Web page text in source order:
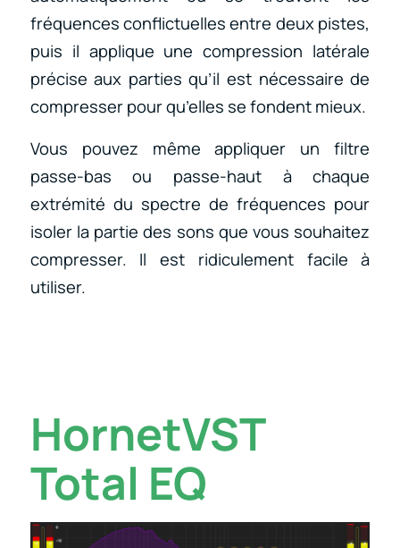
fréquences conflictuelles entre deux pistes,
puis il applique une compression latérale
précise aux parties qu’il est nécessaire de
compresser pour qu’elles se fondent mieux.
Vous pouvez même appliquer un filtre
passe-bas ou passe-haut à chaque
extrémité du spectre de fréquences pour
isoler la partie des sons que vous souhaitez
compresser. Il est ridiculement facile à
utiliser.
HornetVST
Total EQ